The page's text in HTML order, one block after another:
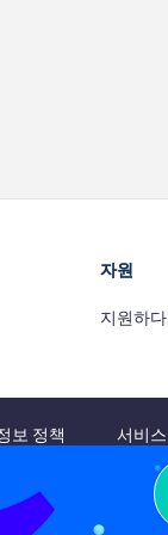
자원
지원하다:
보 정책 서비